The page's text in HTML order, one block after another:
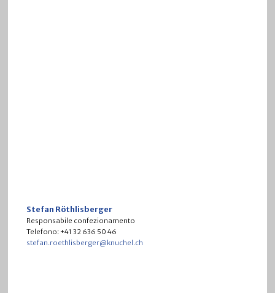
Stefan Röthlisberger
Responsabile confezionamento
Telefono: +41 32 636 50 46
stefan.roethlisberger@knuchel.ch